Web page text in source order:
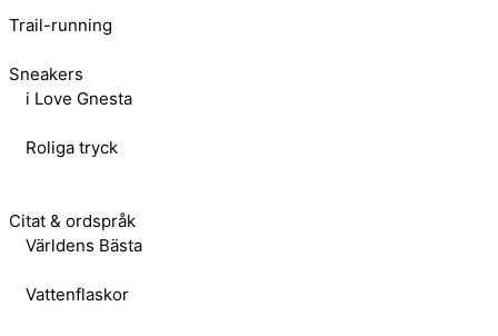
Trail-running
Sneakers
i Love Gnesta
Roliga tryck
Citat & ordspråk
Världens Bästa
Vattenflaskor